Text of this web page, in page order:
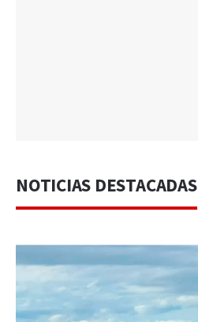
NOTICIAS DESTACADAS